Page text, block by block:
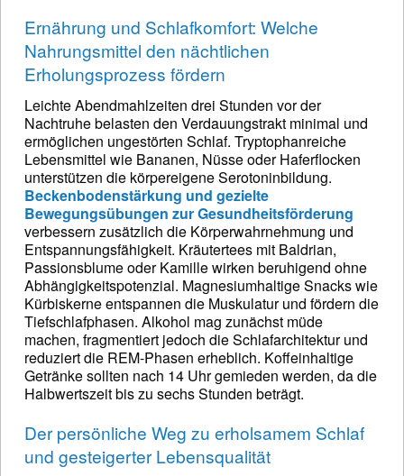
Ernährung und Schlafkomfort: Welche
Nahrungsmittel den nächtlichen
Erholungsprozess fördern
Leichte Abendmahlzeiten drei Stunden vor der
Nachtruhe belasten den Verdauungstrakt minimal und
ermöglichen ungestörten Schlaf. Tryptophanreiche
Lebensmittel wie Bananen, Nüsse oder Haferflocken
unterstützen die körpereigene Serotoninbildung.
Beckenbodenstärkung und gezielte
Bewegungsübungen zur Gesundheitsförderung
verbessern zusätzlich die Körperwahrnehmung und
Entspannungsfähigkeit. Kräutertees mit Baldrian,
Passionsblume oder Kamille wirken beruhigend ohne
Abhängigkeitspotenzial. Magnesiumhaltige Snacks wie
Kürbiskerne entspannen die Muskulatur und fördern die
Tiefschlafphasen. Alkohol mag zunächst müde
machen, fragmentiert jedoch die Schlafarchitektur und
reduziert die REM-Phasen erheblich. Koffeinhaltige
Getränke sollten nach 14 Uhr gemieden werden, da die
Halbwertszeit bis zu sechs Stunden beträgt.
Der persönliche Weg zu erholsamem Schlaf
und gesteigerter Lebensqualität